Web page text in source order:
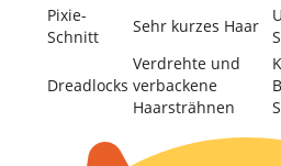
Pixie-
Schnitt
Sehr kurzes Haar
Dreadlocks
Verdrehte und
verbackene
Haarsträhnen